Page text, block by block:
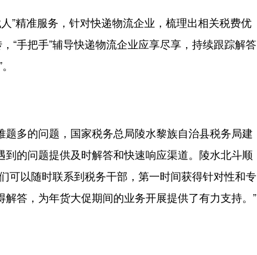
精准服务，针对快递物流企业，梳理出相关税费优
“手把手”辅导快递物流企业应享尽享，持续跟踪解答
多的问题，国家税务总局陵水黎族自治县税务局建
的问题提供及时解答和快速响应渠道。陵水北斗顺
可以随时联系到税务干部，第一时间获得针对性和专
答，为年货大促期间的业务开展提供了有力支持。”